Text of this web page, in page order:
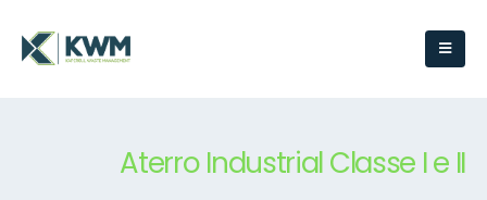
Aterro Industrial Classe I e II